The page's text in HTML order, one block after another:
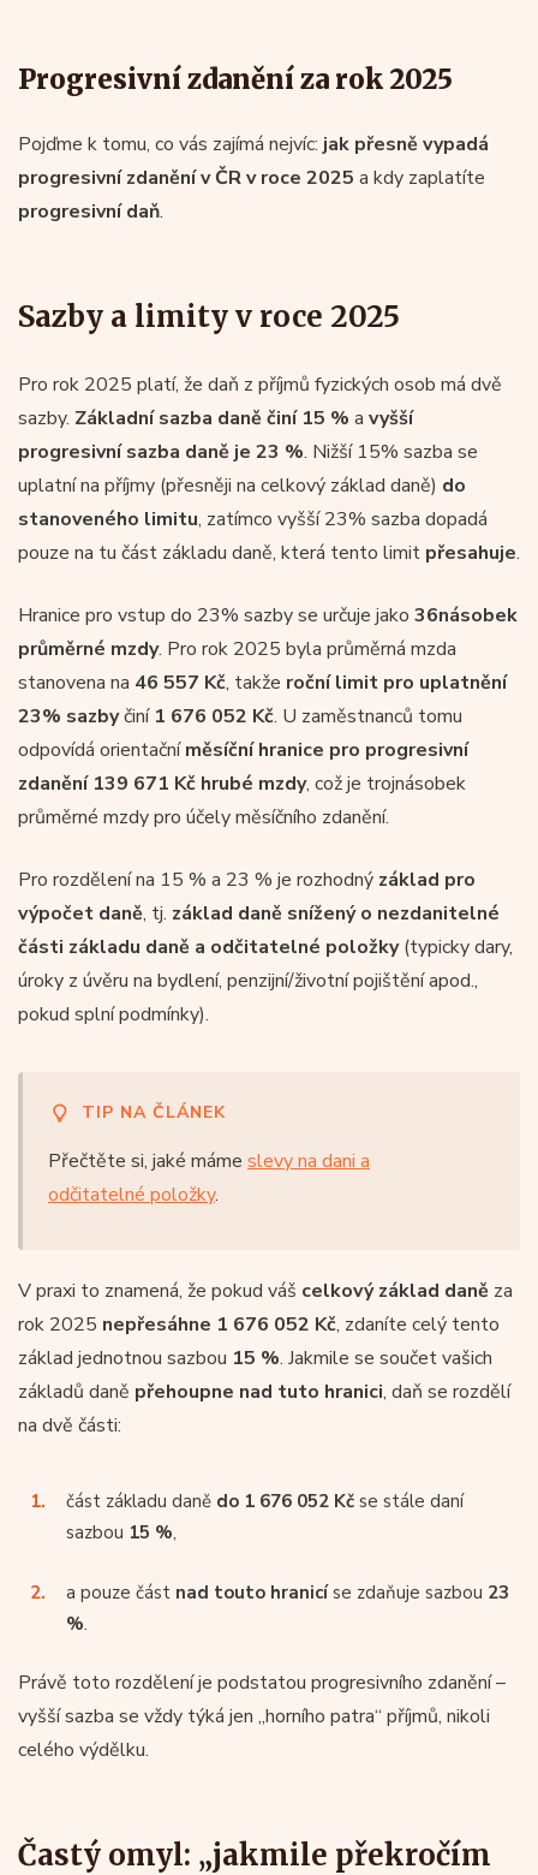
Progresivní zdanění za rok 2025
Pojďme k tomu, co vás zajímá nejvíc: jak přesně vypadá
progresivní zdanění v ČR v roce 2025 a kdy zaplatíte
progresivní daň.
Sazby a limity v roce 2025
Pro rok 2025 platí, že daň z příjmů fyzických osob má dvě
sazby. Základní sazba daně činí 15 % a vyšší
progresivní sazba daně je 23 %. Nižší 15% sazba se
uplatní na příjmy (přesněji na celkový základ daně) do
stanoveného limitu, zatímco vyšší 23% sazba dopadá
pouze na tu část základu daně, která tento limit přesahuje.
Hranice pro vstup do 23% sazby se určuje jako 36násobek
průměrné mzdy. Pro rok 2025 byla průměrná mzda
stanovena na 46 557 Kč, takže roční limit pro uplatnění
23% sazbyčiní 1 676 052 Kč. U zaměstnanců tomu
odpovídá orientačníměsíční hranice pro progresivní
zdanění 139 671 Kč hrubé mzdy, což je trojnásobek
průměrné mzdy pro účely měsíčního zdanění.
Pro rozdělení na 15 % a 23 % je rozhodný základ pro
výpočet daně, tj. základ daně snížený o nezdanitelné
části základu daně a odčitatelné položky(typicky dary,
úroky z úvěru na bydlení, penzijní/životní pojištění apod.,
pokud splní podmínky).
TIP NA ČLÁNEK
Přečtěte si, jaké máme slevy na dani a
odčitatelné položky.
V praxi to znamená, že pokud váš celkový základ daně za
rok 2025 nepřesáhne 1 676 052 Kč, zdaníte celý tento
základ jednotnou sazbou 15 %. Jakmile se součet vašich
základů daně přehoupne nad tuto hranici, daň se rozdělí
na dvě části:
část základu daně do 1 676 052 Kč se stále daní
sazbou 15 %,
a pouze část nad touto hranicíse zdaňuje sazbou 23
%.
Právě toto rozdělení je podstatou progresivního zdanění –
vyšší sazba se vždy týká jen „horního patra“ příjmů, nikoli
celého výdělku.
Častý omyl: „jakmile překročím